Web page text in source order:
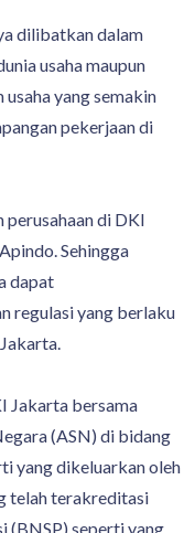
dilibatkan dalam
usaha maupun
yang semakin
pekerjaan di
perusahaan di DKI
Sehingga
dapat
regulasi yang berlaku
Jakarta bersama
(ASN) di bidang
yang dikeluarkan oleh
telah terakreditasi
(BNSP) seperti yang